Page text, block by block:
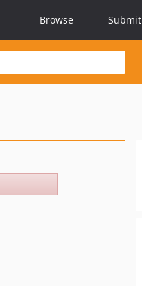
Browse Submit